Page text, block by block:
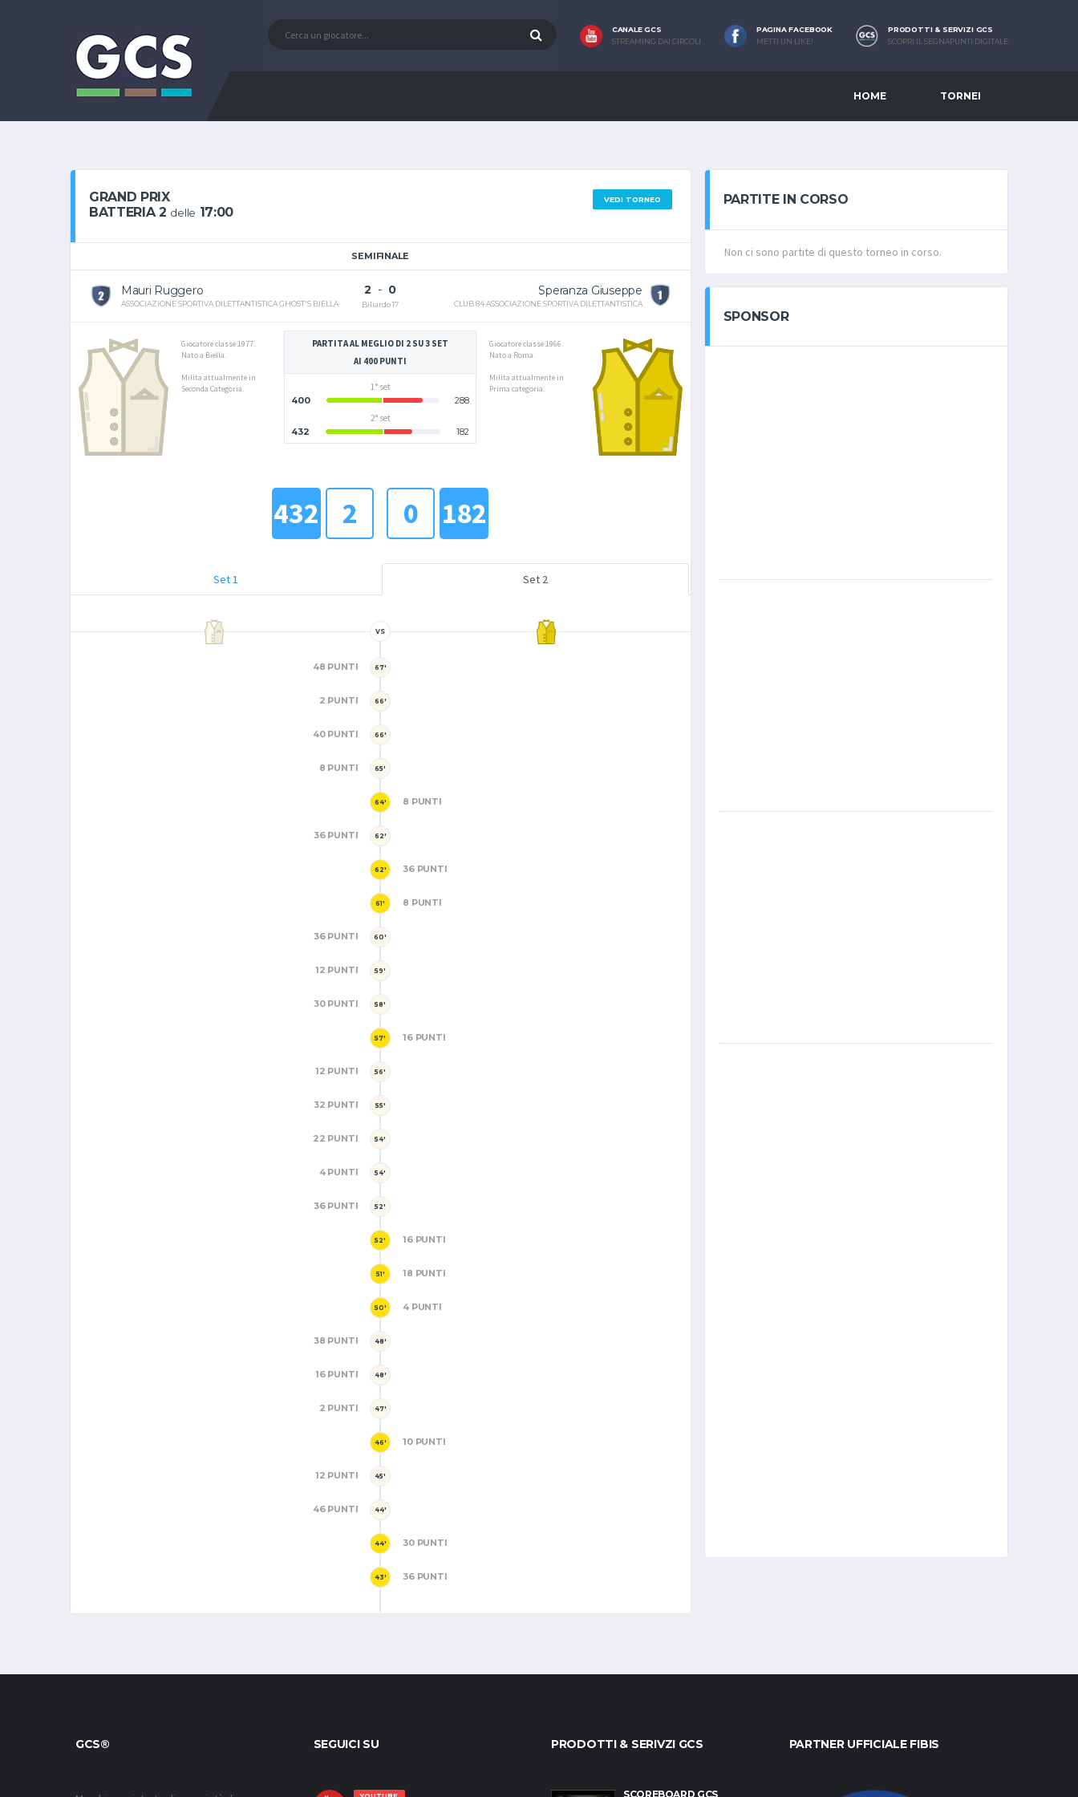
CANALE GCS
STREAMING DAI CIRCOLI
PAGINA FACEBOOK
METTI UN LIKE!
PRODOTTI & SERVIZI GCS
SCOPRI IL SEGNAPUNTI DIGITALE
HOME TORNEI
GRAND PRIX
BATTERIA 2 delle 17:00
VEDI TORNEO
SEMIFINALE
Mauri Ruggero
ASSOCIAZIONE SPORTIVA DILETTANTISTICA GHOST'S BIELLA
2 - 0
Biliardo 17
Speranza Giuseppe
CLUB 84 ASSOCIAZIONE SPORTIVA DILETTANTISTICA
PARTITA AL MEGLIO DI 2 SU 3 SET
AI 400 PUNTI
1° set
400
288
2° set
432
182
Giocatore classe 1977.
Nato a Biella.
Milita attualmente in
Seconda Categoria.
Giocatore classe 1966.
Nato a Roma.
Milita attualmente in
Prima categoria.
2
432 0 182
Set 1 Set 2
VS
67'
48 PUNTI
66'
2 PUNTI
66'
40 PUNTI
65'
8 PUNTI
64' 8 PUNTI
62'
36 PUNTI
62' 36 PUNTI
61' 8 PUNTI
60'
36 PUNTI
59'
12 PUNTI
58'
30 PUNTI
57' 16 PUNTI
56'
12 PUNTI
55'
32 PUNTI
54'
22 PUNTI
54'
4 PUNTI
52'
36 PUNTI
52' 16 PUNTI
51' 18 PUNTI
50' 4 PUNTI
48'
38 PUNTI
48'
16 PUNTI
47'
2 PUNTI
46' 10 PUNTI
45'
12 PUNTI
44'
46 PUNTI
44' 30 PUNTI
43' 36 PUNTI
PARTITE IN CORSO
Non ci sono partite di questo torneo in corso.
SPONSOR
GCS® SEGUICI SU PRODOTTI & SERIVZI GCS
SCOREBOARD GCS
PARTNER UFFICIALE FIBIS